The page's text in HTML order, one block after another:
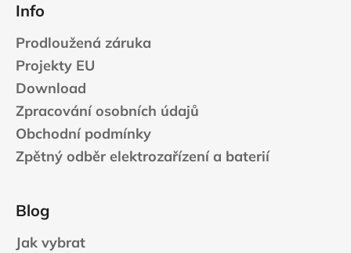
Info
Prodloužená záruka
Projekty EU
Download
Zpracování osobních údajů
Obchodní podmínky
Zpětný odběr elektrozařízení a baterií
Blog
Jak vybrat